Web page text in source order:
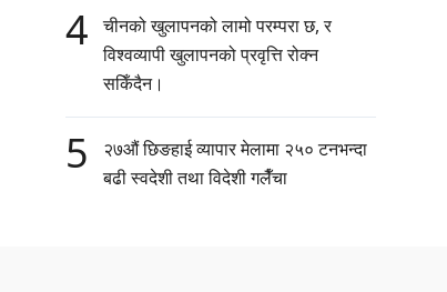
4
चीनको खुलापनको लामो परम्परा छ, र
विश्वव्यापी खुलापनको प्रवृत्ति रोक्न
सकिँदैन।
5
२७औं छिङहाई व्यापार मेलामा २५० टनभन्दा
बढी स्वदेशी तथा विदेशी गलैँचा